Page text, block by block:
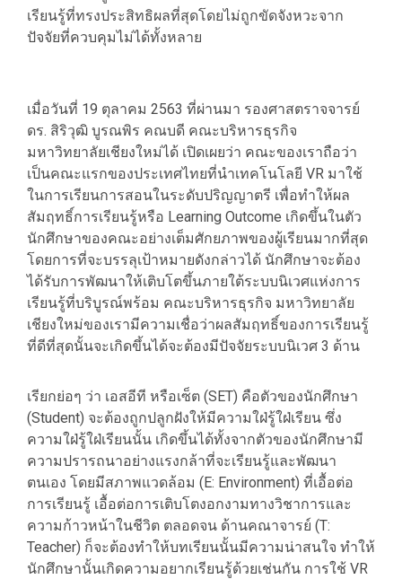
เรียนรู้ที่ทรงประสิทธิผลที่สุดโดยไม่ถูกขัดจังหวะจาก
ปัจจัยที่ควบคุมไม่ได้ทั้งหลาย
เมื่อวันที่ 19 ตุลาคม 2563 ที่ผ่านมา รองศาสตราจจารย์
ดร. สิริวุฒิ บูรณพิร คณบดี คณะบริหารธุรกิจ
มหาวิทยาลัยเชียงใหม่ได้ เปิดเผยว่า คณะของเราถือว่า
เป็นคณะแรกของประเทศไทยที่นำเทคโนโลยี VR มาใช้
ในการเรียนการสอนในระดับปริญญาตรี เพื่อทำให้ผล
สัมฤทธิ์การเรียนรู้หรือ Learning Outcome เกิดขึ้นในตัว
นักศึกษาของคณะอย่างเต็มศักยภาพของผู้เรียนมากที่สุด
โดยการที่จะบรรลุเป้าหมายดังกล่าวได้ นักศึกษาจะต้อง
ได้รับการพัฒนาให้เติบโตขึ้นภายใต้ระบบนิเวศแห่งการ
เรียนรู้ที่บริบูรณ์พร้อม คณะบริหารธุรกิจ มหาวิทยาลัย
เชียงใหม่ของเรามีความเชื่อว่าผลสัมฤทธิ์ของการเรียนรู้
ที่ดีที่สุดนั้นจะเกิดขึ้นได้จะต้องมีปัจจัยระบบนิเวศ 3 ด้าน
เรียกย่อๆ ว่า เอสอีที หรือเซ็ต (SET) คือตัวของนักศึกษา
(Student) จะต้องถูกปลูกฝังให้มีความใฝ่รู้ใฝ่เรียน ซึ่ง
ความใฝ่รู้ใฝ่เรียนนั้น เกิดขึ้นได้ทั้งจากตัวของนักศึกษามี
ความปรารถนาอย่างแรงกล้าที่จะเรียนรู้และพัฒนา
ตนเอง โดยมีสภาพแวดล้อม (E: Environment) ที่เอื้อต่อ
การเรียนรู้ เอื้อต่อการเติบโตงอกงามทางวิชาการและ
ความก้าวหน้าในชีวิต ตลอดจน ด้านคณาจารย์ (T:
Teacher) ก็จะต้องทำให้บทเรียนนั้นมีความน่าสนใจ ทำให้
นักศึกษานั้นเกิดความอยากเรียนรู้ด้วยเช่นกัน การใช้ VR